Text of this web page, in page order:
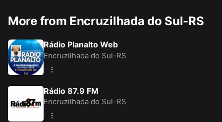
More from Encruzilhada do Sul-RS
Rádio Planalto Web
Encruzilhada do Sul-RS
Rádio 87.9 FM
Encruzilhada do Sul-RS